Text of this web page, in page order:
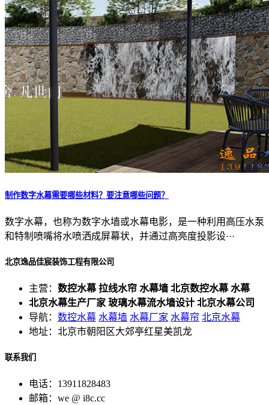
制作数字水幕需要哪些材料？要注意哪些问题？
数字水幕，也称为数字水墙或水幕电影，是一种利用高压水泵
和特制喷嘴将水喷洒成屏幕状，并通过高亮度投影设···
北京逸品佳宸装饰工程有限公司
主营： 数控水幕 拉线水帘 水幕墙 北京数控水幕 水幕
北京水幕生产厂家 玻璃水幕流水墙设计 北京水幕公司
导航： 数控水幕 水幕墙 水幕厂家 水幕帘 北京水幕
地址：北京市朝阳区大郊亭红星美凯龙
联系我们
电话：13911828483
邮箱：we @ i8c.cc